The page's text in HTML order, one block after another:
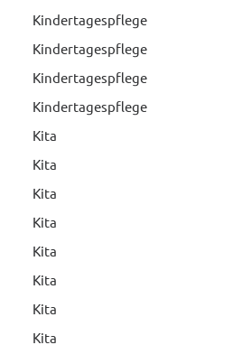
Kindertagespflege
Kindertagespflege
Kindertagespflege
Kindertagespflege
Kita
Kita
Kita
Kita
Kita
Kita
Kita
Kita